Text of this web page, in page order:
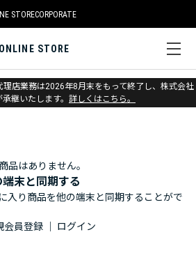
STORECORPORATE
ONLINE STORE
店業務は2026年8月末をもって終了し、株式会社
継いたします。 詳しくはこちら。
品はありません。
末と同期する
入り商品を他の端末と同期することがで
会員登録
ログイン